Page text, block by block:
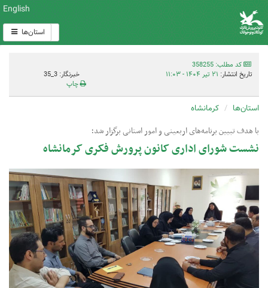
English
استان‌ها
کد مطلب: 358255
تاریخ انتشار: ۲۱ تیر ۱۴۰۴ - ۱۱:۰۳
خبرنگار: 3_35
چاپ
استان‌ها کرمانشاه
با هدف تبیین برنامه‌های اربعینی و امور استانی برگزار شد؛
نشست شورای اداری کانون پرورش فکری کرمانشاه